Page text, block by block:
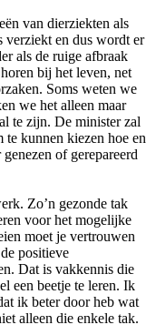
van dierziekten als
verziekt en dus wordt er
als de ruige afbraak
bij het leven, net
Soms weten we
we het alleen maar
te zijn. De minister zal
kunnen kiezen hoe en
of gerepareerd
Zo’n gezonde tak
voor het mogelijke
moet je vertrouwen
positieve
Dat is vakkennis die
een beetje te leren. Ik
ik beter door heb wat
alleen die enkele tak.